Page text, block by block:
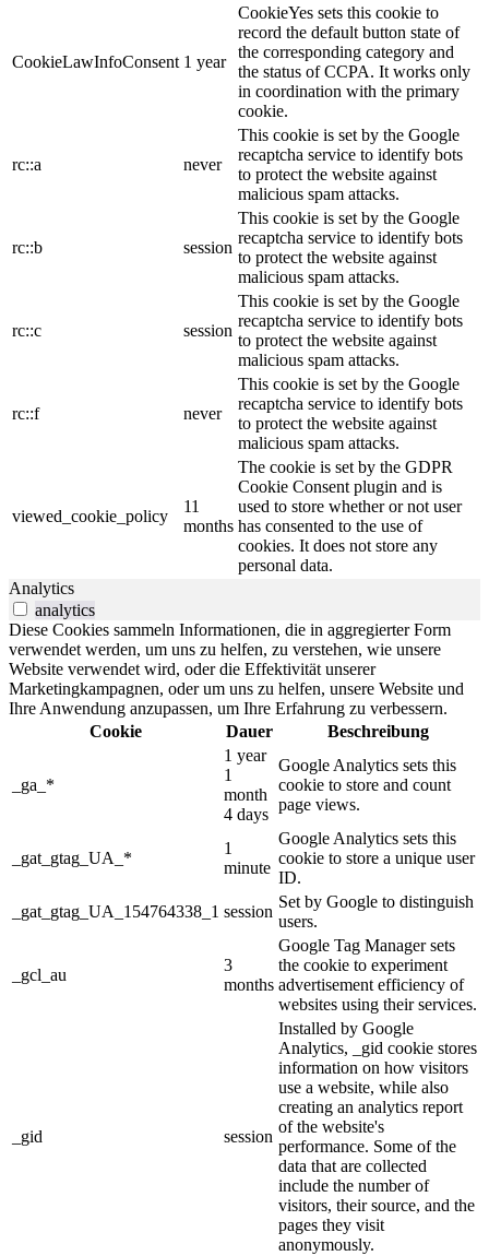
CookieLawInfoConsent 1 year
CookieYes sets this cookie to
record the default button state of
the corresponding category and
the status of CCPA. It works only
in coordination with the primary
cookie.
rc::a never
This cookie is set by the Google
recaptcha service to identify bots
to protect the website against
malicious spam attacks.
rc::b session
This cookie is set by the Google
recaptcha service to identify bots
to protect the website against
malicious spam attacks.
rc::c session
This cookie is set by the Google
recaptcha service to identify bots
to protect the website against
malicious spam attacks.
rc::f never
This cookie is set by the Google
recaptcha service to identify bots
to protect the website against
malicious spam attacks.
viewed_cookie_policy
11
months
The cookie is set by the GDPR
Cookie Consent plugin and is
used to store whether or not user
has consented to the use of
cookies. It does not store any
personal data.
Analytics
analytics
Diese Cookies sammeln Informationen, die in aggregierter Form
verwendet werden, um uns zu helfen, zu verstehen, wie unsere
Website verwendet wird, oder die Effektivität unserer
Marketingkampagnen, oder um uns zu helfen, unsere Website und
Ihre Anwendung anzupassen, um Ihre Erfahrung zu verbessern.
Cookie
Dauer Beschreibung
_ga_*
1 year
1
month
4 days
Google Analytics sets this
cookie to store and count
page views.
_gat_gtag_UA_*
1
minute
Google Analytics sets this
cookie to store a unique user
ID.
_gat_gtag_UA_154764338_1 session
Set by Google to distinguish
users.
_gcl_au
3
months
Google Tag Manager sets
the cookie to experiment
advertisement efficiency of
websites using their services.
_gid session
Installed by Google
Analytics, _gid cookie stores
information on how visitors
use a website, while also
creating an analytics report
of the website's
performance. Some of the
data that are collected
include the number of
visitors, their source, and the
pages they visit
anonymously.